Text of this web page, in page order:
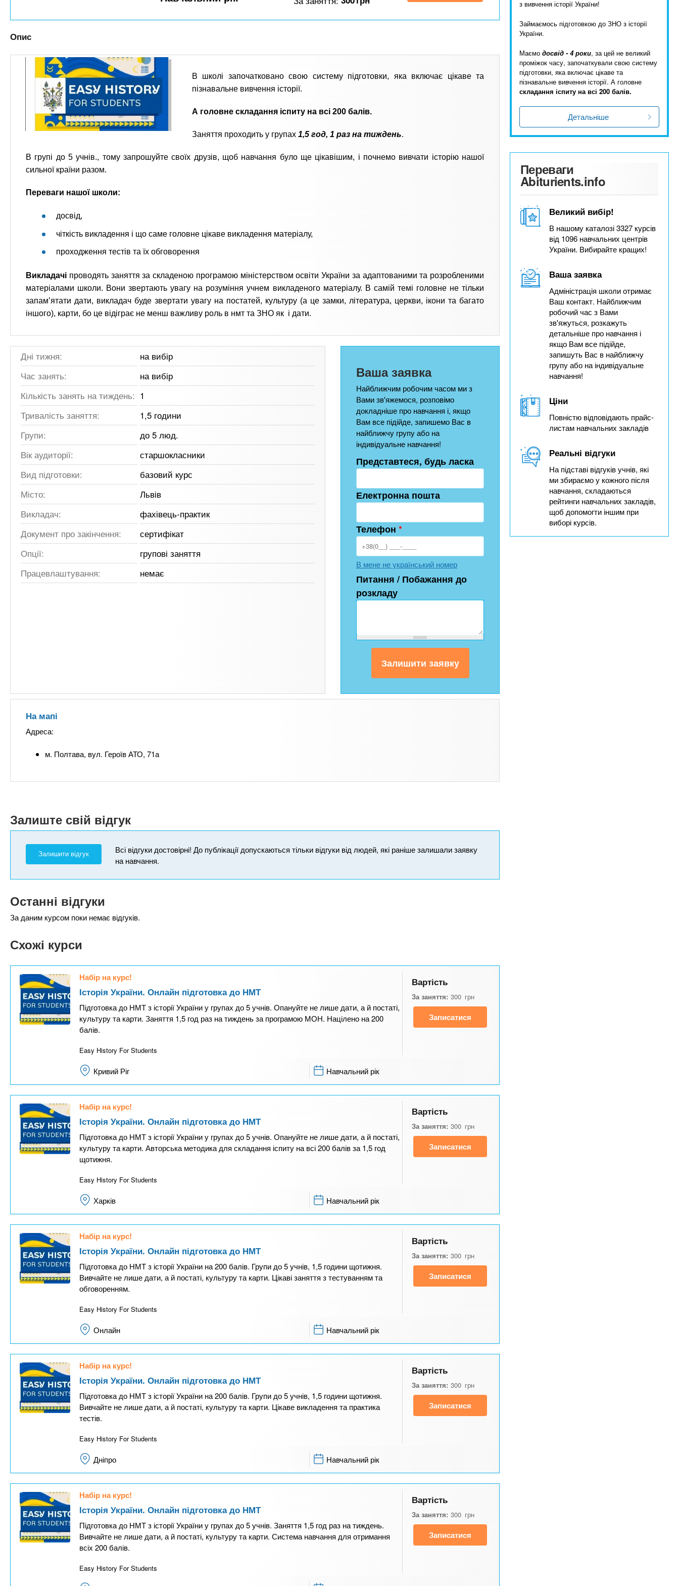
n
t
s
n
o
х
з
Опис
В школі започатковано свою систему підготовки, яка включає цікаве та
пізнавальне вивчення історії.
А головне складання іспиту на всі 200 балів.
Заняття проходить у групах 1,5 год, 1 раз на тиждень.
В групі до 5 учнів., тому запрошуйте своїх друзів, щоб навчання було ще цікавішим, і почнемо вивчати історію нашої
сильної країни разом.
Переваги нашої школи:
досвід,
чіткість викладення і що саме головне цікаве викладення матеріалу,
проходження тестів та їх обговорення
Викладачі проводять заняття за складеною програмою міністерством освіти України за адаптованими та розробленими
матеріалами школи. Вони звертають увагу на розуміння учнем викладеного матеріалу. В самій темі головне не тільки
запамʼятати дати, викладач буде звертати увагу на постатей, культуру (а це замки, література, церкви, ікони та багато
іншого), карти, бо це відіграє не менш важливу роль в нмт та ЗНО як і дати.
Дні тижня:
на вибір
Час занять:
на вибір
Кількість занять на тиждень: 1
Тривалість заняття:
1,5 години
Групи:
до 5 люд.
Вік аудиторії:
старшокласники
Вид підготовки:
базовий курс
Місто:
Львів
Викладач:
фахівець-практик
Документ про закінчення:
сертифікат
Опції:
групові заняття
Працевлаштування:
немає
Ваша заявка
Найближчим робочим часом ми з
Вами зв'яжемося, розповімо
докладніше про навчання і, якщо
Вам все підійде, запишемо Вас в
найближчу групу або на
індивідуальне навчання!
Представтеся, будь ласка
Електронна пошта
Телефон *
В мене не український номер
Питання / Побажання до
розкладу
На мапі
Адреса:
м. Полтава, вул. Героїв АТО, 71а
Залиште свій відгук
Залишити відгук
Всі відгуки достовірні! До публікації допускаються тільки відгуки від людей, які раніше залишали заявку
на навчання.
Останні відгуки
За даним курсом поки немає відгуків.
Схожі курси
Набір на курс!
Історія України. Онлайн підготовка до НМТ
Підготовка до НМТ з історії України у групах до 5 учнів. Опануйте не лише дати, а й постаті,
культуру та карти. Заняття 1,5 год раз на тиждень за програмою МОН. Націлено на 200
балів.
Easy History For Students
Вартість
За заняття: 300 грн
Записатися
Кривий Ріг Навчальний рік
Набір на курс!
Історія України. Онлайн підготовка до НМТ
Підготовка до НМТ з історії України у групах до 5 учнів. Опануйте не лише дати, а й постаті,
культуру та карти. Авторська методика для складання іспиту на всі 200 балів за 1,5 год
щотижня.
Easy History For Students
Вартість
За заняття: 300 грн
Записатися
Харків Навчальний рік
Набір на курс!
Історія України. Онлайн підготовка до НМТ
Підготовка до НМТ з історії України на 200 балів. Групи до 5 учнів, 1,5 години щотижня.
Вивчайте не лише дати, а й постаті, культуру та карти. Цікаві заняття з тестуванням та
обговоренням.
Easy History For Students
Вартість
За заняття: 300 грн
Записатися
Онлайн Навчальний рік
Набір на курс!
Історія України. Онлайн підготовка до НМТ
Підготовка до НМТ з історії України на 200 балів. Групи до 5 учнів, 1,5 години щотижня.
Вивчайте не лише дати, а й постаті, культуру та карти. Цікаве викладення та практика
тестів.
Easy History For Students
Вартість
За заняття: 300 грн
Записатися
Дніпро Навчальний рік
Набір на курс!
Історія України. Онлайн підготовка до НМТ
Підготовка до НМТ з історії України у групах до 5 учнів. Заняття 1,5 год раз на тиждень.
Вивчайте не лише дати, а й постаті, культуру та карти. Система навчання для отримання
всіх 200 балів.
Easy History For Students
Вартість
За заняття: 300 грн
Записатися
з вивчення історії України!
Займаємось підготовкою до ЗНО з історії
України.
Маємо досвід - 4 роки, за цей не великий
проміжок часу, започаткували свою систему
підготовки, яка включає цікаве та
пізнавальне вивчення історії. А головне
складання іспиту на всі 200 балів.
Детальніше
Переваги
Abiturients.info
Великий вибір!
В нашому каталозі 3327 курсів
від 1096 навчальних центрів
України. Вибирайте кращих!
Ваша заявка
Адміністрація школи отримає
Ваш контакт. Найближчим
робочий час з Вами
зв'яжуться, розкажуть
детальніше про навчання і
якщо Вам все підійде,
запишуть Вас в найближчу
групу або на індивідуальне
навчання!
Ціни
Повністю відповідають прайс-
листам навчальних закладів
Реальні відгуки
На підставі відгуків учнів, які
ми збираємо у кожного після
навчання, складаються
рейтинги навчальних закладів,
щоб допомогти іншим при
виборі курсів.